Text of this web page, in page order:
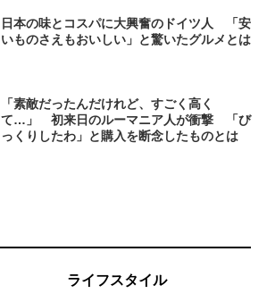
日本の味とコスパに大興奮のドイツ人 「安
いものさえもおいしい」と驚いたグルメとは
「素敵だったんだけれど、すごく高く
て…」 初来日のルーマニア人が衝撃 「び
っくりしたわ」と購入を断念したものとは
ライフスタイル